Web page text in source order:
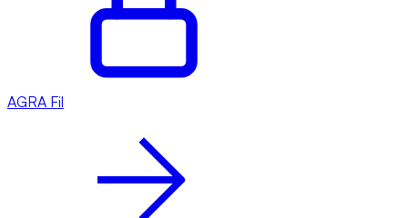
AGRA Fil